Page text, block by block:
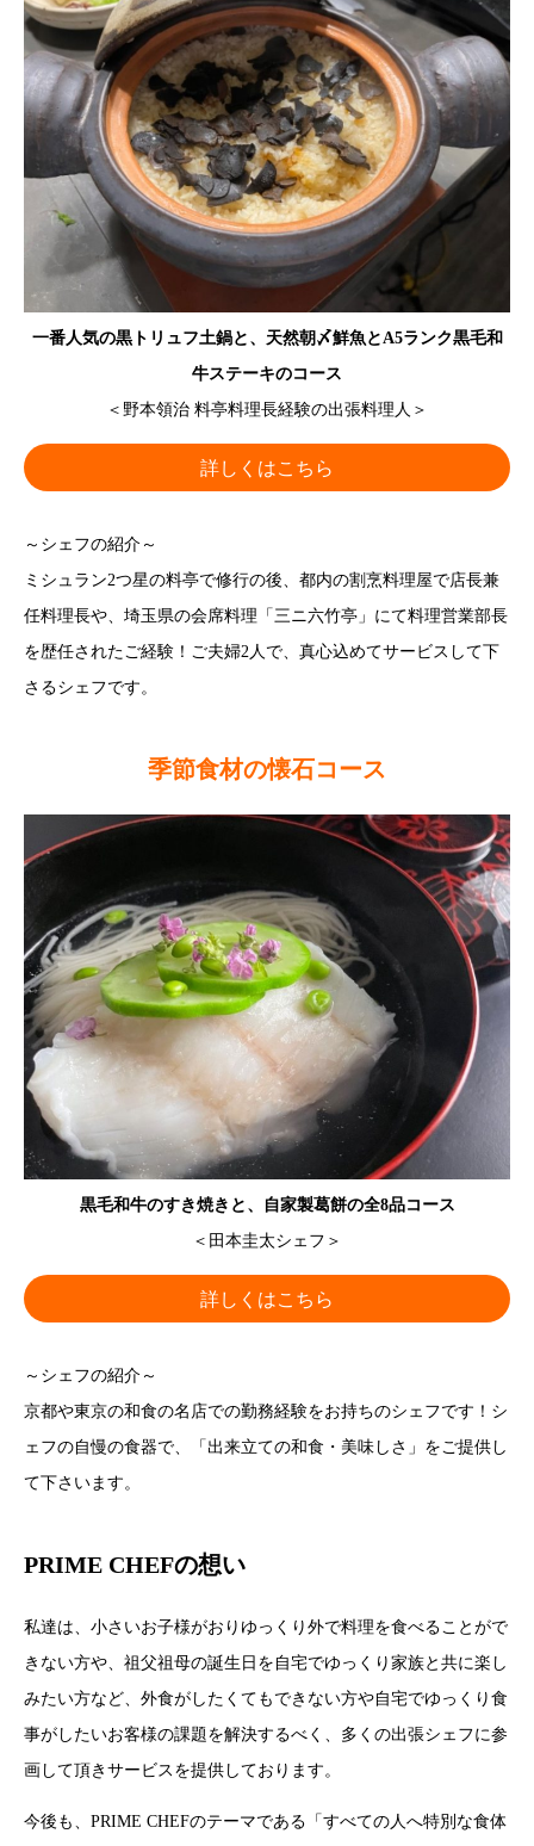
一番人気の黒トリュフ土鍋と、天然朝〆鮮魚とA5ランク黒毛和
牛ステーキのコース
＜野本領治 料亭料理長経験の出張料理人＞
詳しくはこちら
～シェフの紹介～
ミシュラン2つ星の料亭で修行の後、都内の割烹料理屋で店長兼
任料理長や、埼玉県の会席料理「三ニ六竹亭」にて料理営業部長
を歴任されたご経験！ご夫婦2人で、真心込めてサービスして下
さるシェフです。
季節食材の懐石コース
黒毛和牛のすき焼きと、自家製葛餅の全8品コース
＜田本圭太シェフ＞
詳しくはこちら
～シェフの紹介～
京都や東京の和食の名店での勤務経験をお持ちのシェフです！シ
ェフの自慢の食器で、「出来立ての和食・美味しさ」をご提供し
て下さいます。
PRIME CHEFの想い
私達は、小さいお子様がおりゆっくり外で料理を食べることがで
きない方や、祖父祖母の誕生日を自宅でゆっくり家族と共に楽し
みたい方など、外食がしたくてもできない方や自宅でゆっくり食
事がしたいお客様の課題を解決するべく、多くの出張シェフに参
画して頂きサービスを提供しております。
今後も、PRIME CHEFのテーマである「すべての人へ特別な食体